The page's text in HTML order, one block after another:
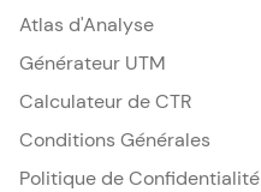
Atlas d'Analyse
Générateur UTM
Calculateur de CTR
Conditions Générales
Politique de Confidentialité